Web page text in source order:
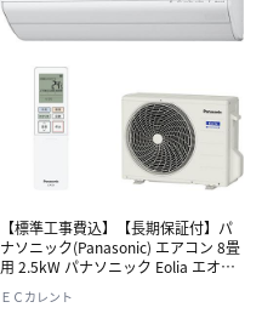
【標準工事費込】【長期保証付】パ
ナソニック(Panasonic) エアコン 8畳
用 2.5kW パナソニック Eolia エオリ
ト 電源100V
ＥＣカレント